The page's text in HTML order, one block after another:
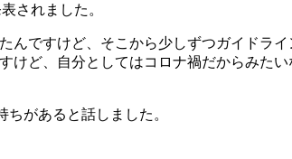
されました。
んですけど、そこから少しずつガイドライ
けど、自分としてはコロナ禍だからみた
ちがあると話しました。